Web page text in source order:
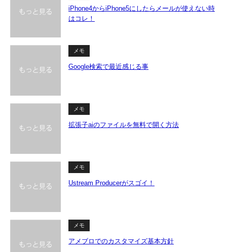
iPhone4からiPhone5にしたらメールが使えない時
はコレ！
メモ
Google検索で最近感じる事
メモ
拡張子aiのファイルを無料で開く方法
メモ
Ustream Producerがスゴイ！
メモ
アメブロでのカスタマイズ基本方針